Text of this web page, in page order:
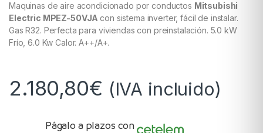
Maquinas de aire acondicionado por conductos Mitsubishi
Electric MPEZ-50VJA con sistema inverter, fácil de instalar.
Gas R32. Perfecta para viviendas con preinstalación. 5.0 kW
Frío, 6.0 Kw Calor. A++/A+.
2.180,80€ (IVA incluido)
Págalo a plazos con